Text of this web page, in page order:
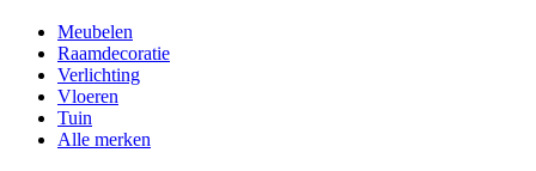
Meubelen
Raamdecoratie
Verlichting
Vloeren
Tuin
Alle merken